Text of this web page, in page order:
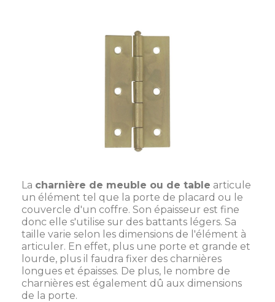
La charnière de meuble ou de table articule
un élément tel que la porte de placard ou le
couvercle d'un coffre. Son épaisseur est fine
donc elle s'utilise sur des battants légers. Sa
taille varie selon les dimensions de l'élément à
articuler. En effet, plus une porte et grande et
lourde, plus il faudra fixer des charnières
longues et épaisses. De plus, le nombre de
charnières est également dû aux dimensions
de la porte.